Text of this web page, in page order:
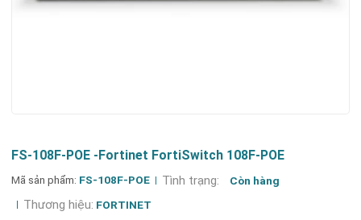
FS-108F-POE -Fortinet FortiSwitch 108F-POE
Mã sản phẩm: FS-108F-POE Tình trạng: Còn hàng
Thương hiệu: FORTINET